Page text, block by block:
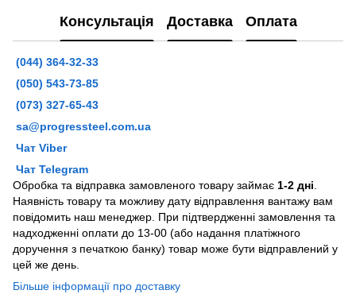
Консультація Доставка Оплата
(044) 364-32-33
(050) 543-73-85
(073) 327-65-43
sa@progressteel.com.ua
Чат Viber
Чат Telegram
Обробка та відправка замовленого товару займає 1-2 дні
Наявність товару та можливу дату відправлення вантажу вам
повідомить наш менеджер. При підтвердженні замовлення та
надходженні оплати до 13-00 (або надання платіжного
доручення з печаткою банку) товар може бути відправлений у
цей же день.
Більше інформації про доставку